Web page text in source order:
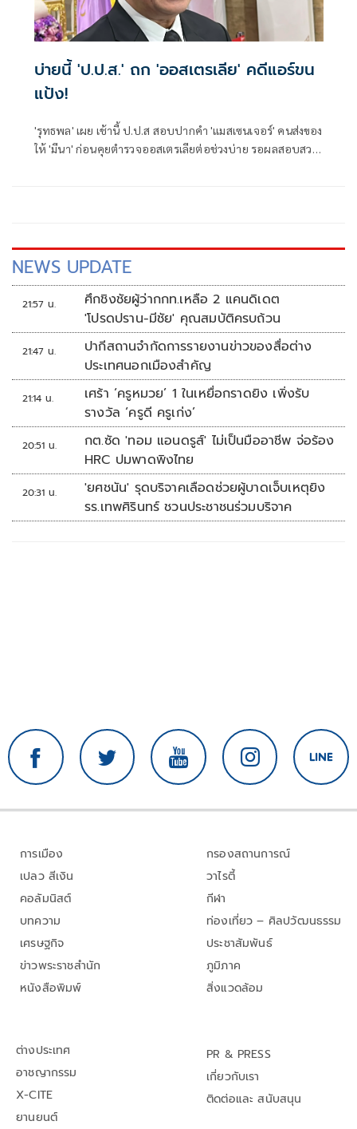
บ่ายนี้ 'ป.ป.ส.' ถก 'ออสเตรเลีย' คดีแอร์ขน
แป้ง!
'รุทธพล' เผย เช้านี้ ป.ป.ส สอบปากคำ 'แมสเซนเจอร์' คนส่งของ
ให้ 'มีนา' ก่อนคุยตำรวจออสเตรเลียต่อช่วงบ่าย รอผลสอบสวน
NEWS UPDATE
21:57 น.
ศึกชิงชัยผู้ว่ากกท.เหลือ 2 แคนดิเดต
'โปรดปราน-มีชัย' คุณสมบัติครบถ้วน
21:47 น.
ปากีสถานจำกัดการรายงานข่าวของสื่อต่าง
ประเทศนอกเมืองสำคัญ
21:14 น.
เศร้า ‘ครูหมวย’ 1 ในเหยื่อกราดยิง เพิ่งรับ
รางวัล ‘ครูดี ครูเก่ง’
20:51 น.
กต.ซัด 'ทอม แอนดรูส์' ไม่เป็นมืออาชีพ จ่อร้อง
HRC ปมพาดพิงไทย
20:31 น.
'ยศชนัน' รุดบริจาคเลือดช่วยผู้บาดเจ็บเหตุยิง
รร.เทพศิรินทร์ ชวนประชาชนร่วมบริจาค
การเมือง
เปลว สีเงิน
คอลัมนิสต์
บทความ
เศรษฐกิจ
ข่าวพระราชสำนัก
หนังสือพิมพ์
กรองสถานการณ์
วาไรตี้
กีฬา
ท่องเที่ยว – ศิลปวัฒนธรรม
ประชาสัมพันธ์
ภูมิภาค
สิ่งแวดล้อม
ต่างประเทศ
อาชญากรรม
X-CITE
ยานยนต์
PR & PRESS
เกี่ยวกับเรา
ติดต่อและ สนับสนุน